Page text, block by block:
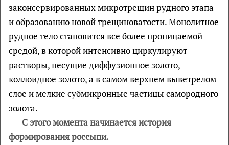
законсервированных микротрещин рудного этапа
и образованию новой трещиноватости. Монолитное
рудное тело становится все более проницаемой
средой, в которой интенсивно циркулируют
растворы, несущие диффузионное золото,
коллоидное золото, а в самом верхнем выветрелом
слое и мелкие субмикронные частицы самородного
золота.
С этого момента начинается история
формирования россыпи.